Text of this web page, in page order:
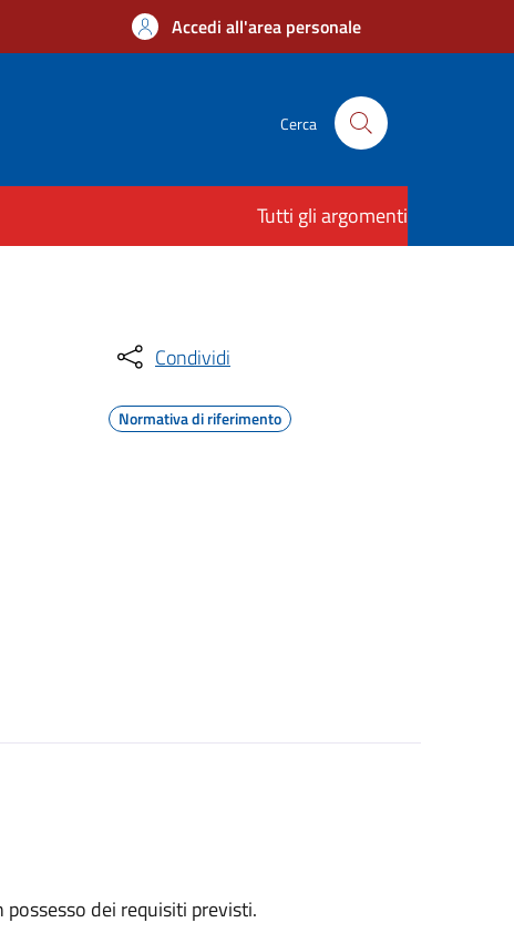
Accedi all'area personale
Cerca
Tutti gli argomenti
Condividi
Normativa di riferimento
dei requisiti previsti.